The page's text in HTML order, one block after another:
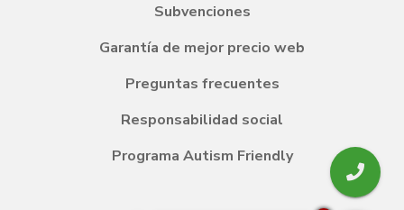
Subvenciones
Garantía de mejor precio web
Preguntas frecuentes
Responsabilidad social
Programa Autism Friendly